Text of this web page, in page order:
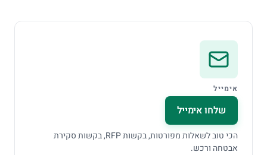
אימייל
שלחו אימייל
הכי טוב לשאלות מפורטות, בקשותRFP, בקשות סקירת
אבטחה ורכש.